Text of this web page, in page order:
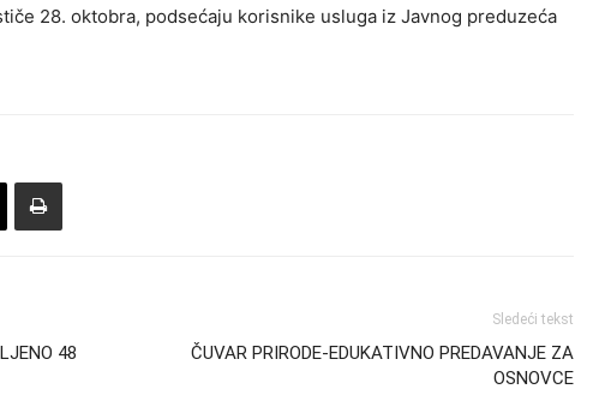
28. oktobra, podsećaju korisnike usluga iz Javnog preduzeća
48
Sledeći tekst
ČUVAR PRIRODE-EDUKATIVNO PREDAVANJE ZA
OSNOVCE